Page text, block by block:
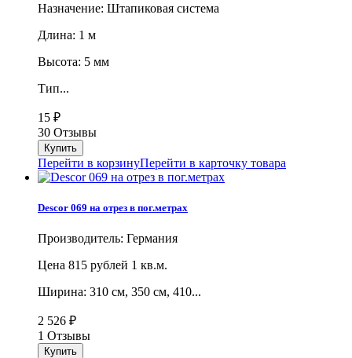
Назначение: Штапиковая система
Длина: 1 м
Высота: 5 мм
Тип...
15 ₽
30 Отзывы
Перейти в корзинуПерейти в карточку товара
Descor 069 на отрез в пог.метрах
Производитель: Германия
Цена 815 рублей 1 кв.м.
Ширина: 310 см, 350 см, 410...
2 526 ₽
1 Отзывы